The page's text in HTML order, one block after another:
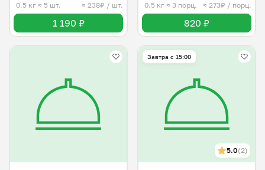
0.5 кг ≈ 5 шт. ≈ 238₽ / шт.
1 190 ₽
0.5 кг ≈ 3 порц. ≈ 273₽ / порц.
820 ₽
Завтра c 15:00
5.0(2)